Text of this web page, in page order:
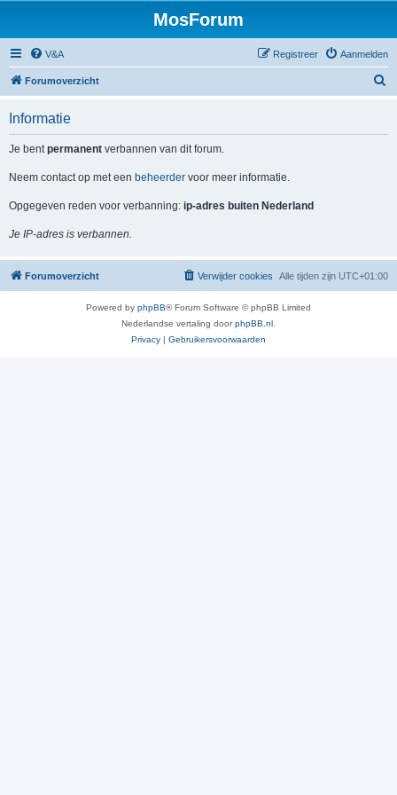
MosForum
V&A Aanmelden
Registreer
Forumoverzicht
Informatie
Je bentpermanent verbannen van dit forum.
Neem contact op met een beheerder voor meer informatie.
Opgegeven reden voor verbanning: ip-adres buiten Nederland
Je IP-adres is verbannen.
Forumoverzicht Alle tijden zijn UTC+01:00
Verwijder cookies
Powered by phpBB® Forum Software © phpBB Limited
Nederlandse vertaling doorphpBB.nl
Privacy | Gebruikersvoorwaarden